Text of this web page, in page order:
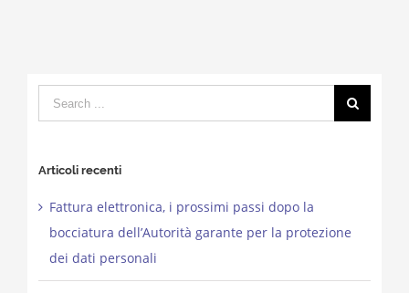
Search
for:
Articoli recenti
Fattura elettronica, i prossimi passi dopo la
bocciatura dell’Autorità garante per la protezione
dei dati personali